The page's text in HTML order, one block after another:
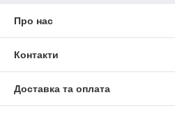
Про нас
Контакти
Доставка та оплата